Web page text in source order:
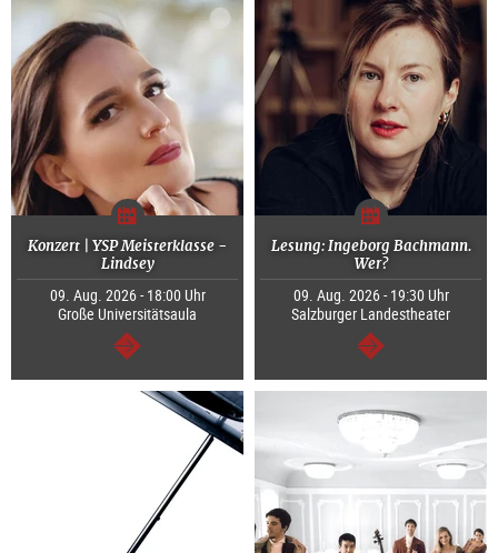
Konzert | YSP Meisterklasse -
Lindsey
09. Aug. 2026 - 18:00 Uhr
Große Universitätsaula
weiter
Lesung: Ingeborg Bachmann.
Wer?
09. Aug. 2026 - 19:30 Uhr
Salzburger Landestheater
weiter